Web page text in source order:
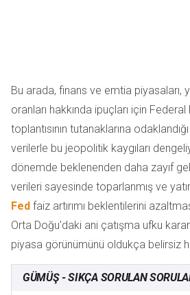
Bu arada, finans ve emtia piyasaları,
oranları hakkında ipuçları için
toplantısının tutanaklarına
verilerle bu jeopolitik kaygıları
dönemde beklenenden daha zayıf
verileri sayesinde toparlanmış ve
Fed faiz artırımı beklentilerini
Orta Doğu'daki ani çatışma ufku
piyasa görünümünü oldukça belirsiz
GÜMÜŞ - SIKÇA SORULAN